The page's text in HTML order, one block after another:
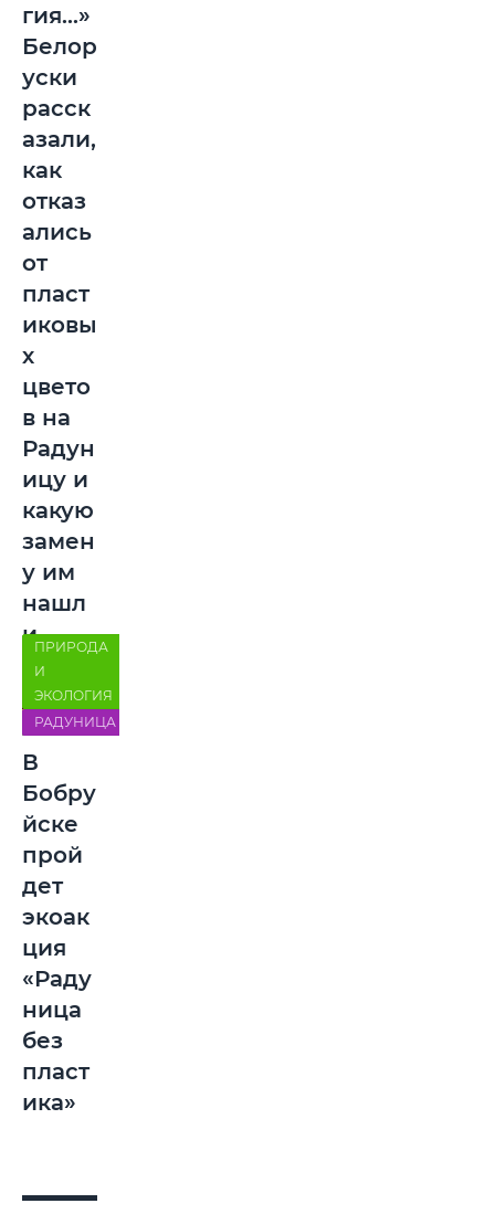
гия...»
Белор
уски
расск
азали,
как
отказ
ались
от
пласт
иковы
х
цвето
в на
Радун
ицу и
какую
замен
у им
нашл
иПРИРОДА
И
ЭКОЛОГИЯ
РАДУНИЦА
В
Бобру
йске
прой
дет
экоак
ция
«Раду
ница
без
пласт
ика»